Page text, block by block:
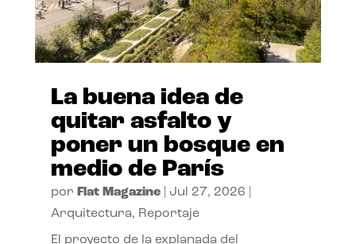
La buena idea de
quitar asfalto y
poner un bosque en
medio de París
por Flat Magazine| Jul 27, 2026
Arquitectura, Reportaje
El proyecto de la explanada del